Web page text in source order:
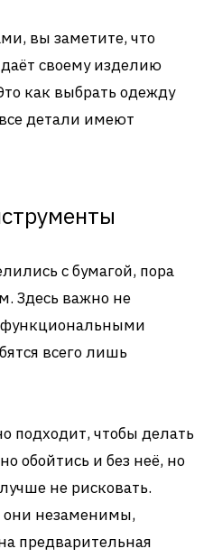
вы заметите, что
своему изделию
как выбрать одежду
детали имеют
с бумагой, пора
Здесь важно не
всего лишь
подходит, чтобы делать
обойтись и без неё, но
не рисковать.
они незаменимы,
предварительная